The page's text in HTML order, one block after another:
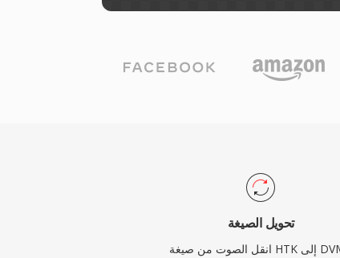
تحويل الصيغة
انقل الصوت من صيغة HTK إلى DVMS